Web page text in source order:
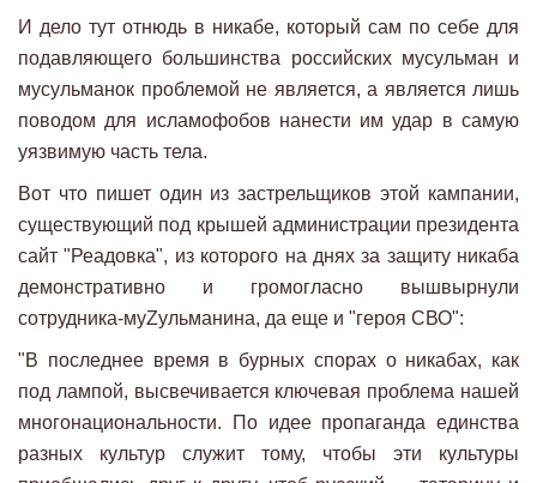
И дело тут отнюдь в никабе, который сам по себе для
подавляющего большинства российских мусульман и
мусульманок проблемой не является, а является лишь
поводом для исламофобов нанести им удар в самую
уязвимую часть тела.
Вот что пишет один из застрельщиков этой кампании,
существующий под крышей администрации президента
сайт "Реадовка", из которого на днях за защиту никаба
демонстративно и громогласно вышвырнули
сотрудника-муZульманина, да еще и "героя СВО":
"В последнее время в бурных спорах о никабах, как
под лампой, высвечивается ключевая проблема нашей
многонациональности. По идее пропаганда единства
разных культур служит тому, чтобы эти культуры